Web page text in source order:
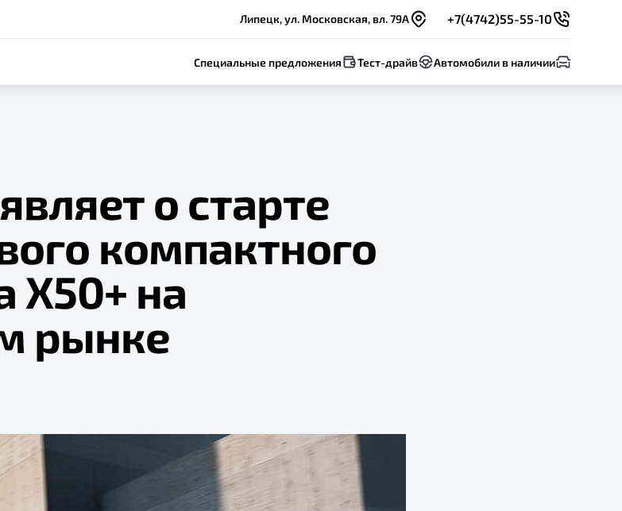
Липецк, ул. Московская, вл. 79А +7(4742)55-55-10
Специальные предложения Тест-драйв Автомобили в наличии
о старте
компактного
X50+ на
рынке